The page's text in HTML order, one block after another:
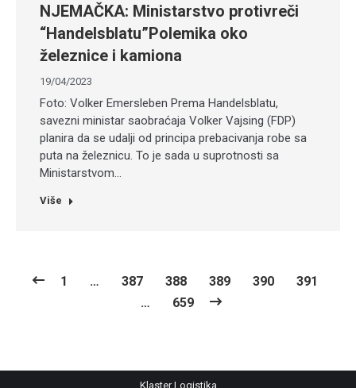
NJEMAČKA: Ministarstvo protivreči
“Handelsblatu”Polemika oko
železnice i kamiona
19/04/2023
Foto: Volker Emersleben Prema Handelsblatu,
savezni ministar saobraćaja Volker Vajsing (FDP)
planira da se udalji od principa prebacivanja robe sa
puta na železnicu. To je sada u suprotnosti sa
Ministarstvom…
Više
1 … 387 388 389 390
391
…
659
Klaster Logistika